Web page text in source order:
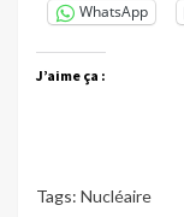
WhatsApp
J’aime ça :
Tags: Nucléaire